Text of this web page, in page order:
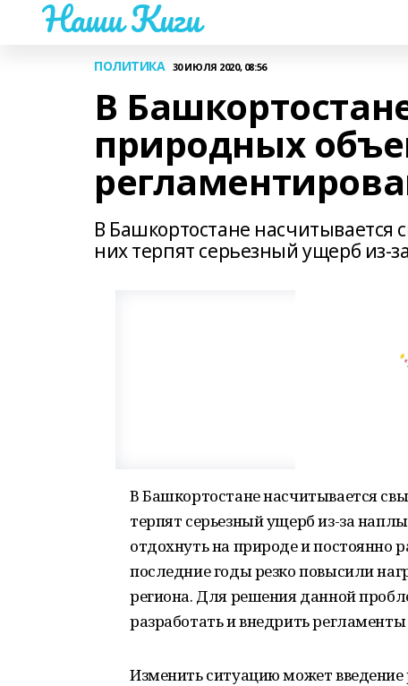
Наши Киги
ПОЛИТИКА 30 ИЮЛЯ 2020, 08:56
В
природных
В Башкортостане
них терпят серьезный ущерб из-
В Башкортостане насчитывается
терпят серьезный ущерб из-за
отдохнуть на природе и постоянно
последние годы резко повысили
региона. Для решения данной
разработать и внедрить
Изменить ситуацию может